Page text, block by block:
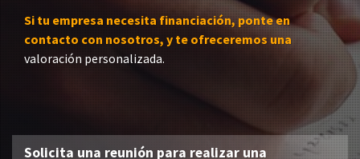
Si tu empresa necesita financiación, ponte en
contacto con nosotros, y te ofreceremos una
valoración personalizada.
Solicita una reunión para realizar una